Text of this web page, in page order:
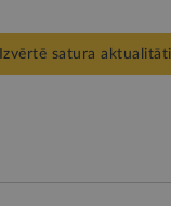
Izvērtē satura